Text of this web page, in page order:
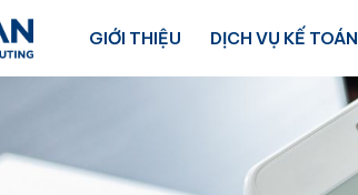
GIỚI THIỆU DỊCH VỤ KẾ TOÁN